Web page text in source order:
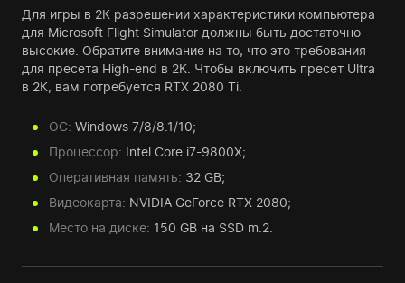
Для игры в 2К разрешении характеристики компьютера
для Microsoft Flight Simulator должны быть достаточно
высокие. Обратите внимание на то, что это требования
для пресета High-end в 2К. Чтобы включить пресет Ultra
в 2К, вам потребуется RTX 2080 Ti.
ОС: Windows 7/8/8.1/10;
Процессор: Intel Core i7-9800X;
Оперативная память: 32 GB;
Видеокарта: NVIDIA GeForce RTX 2080;
Место на диске: 150 GB на SSD m.2.